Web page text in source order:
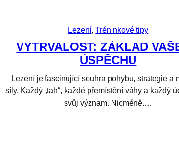
Lezení, Tréninkové tipy
VYTRVALOST: ZÁKLAD
ÚSPĚCHU
Lezení je fascinující souhra pohybu, strategie a
síly. Každý „tah“, každé přemístění váhy a každý
svůj význam. Nicméně,…